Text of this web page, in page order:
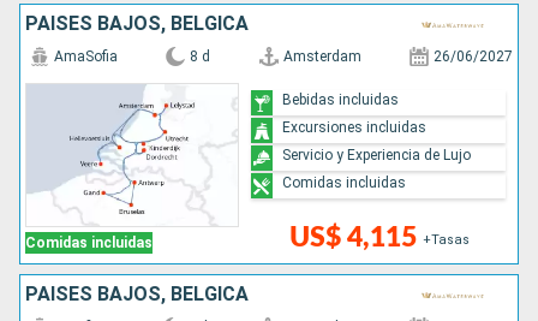
PAISES BAJOS, BÉLGICA
Comidas incluidas
AmaSofia 8 d Amsterdam 26/06/2027
US$ 4,115 +Tasas
Bebidas incluidas
Excursiones incluidas
Servicio y Experiencia de Lujo
Comidas incluidas
PAISES BAJOS, BÉLGICA